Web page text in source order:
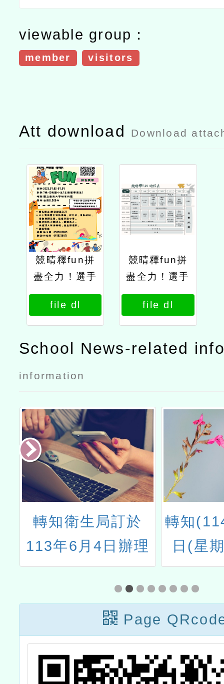
viewable group：
member visitors
Att download Download
競晴釋fun拼
盡全力！選手
們的奇幻冒險
file dl
競晴釋fun拼
盡全力！選手
們的奇幻冒險
1
file dl
School News-related
information
轉知衛生局訂於
113年6月4日辦理
「心血管疾病防治
繼續教育訓練」
轉知
日(星
14日(
「透視
來-氣象
Page